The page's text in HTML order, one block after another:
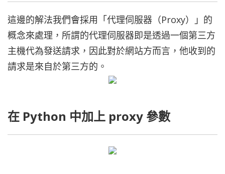
這邊的解法我們會採用「代理伺服器（Proxy）」的
概念來處理，所謂的代理伺服器即是透過一個第三方
主機代為發送請求，因此對於網站方而言，他收到的
請求是來自於第三方的。
在 Python 中加上 proxy 參數